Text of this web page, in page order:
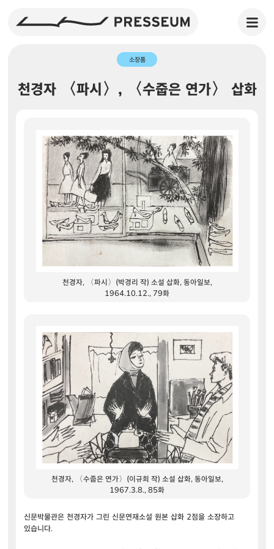
소장품
천경자 〈파시〉, 〈수줍은 연가〉 삽화
천경자, 〈파시〉(박경리 작) 소설 삽화, 동아일보,
1964.10.12., 79화
천경자, 〈수줍은 연가〉(이규희 작) 소설 삽화, 동아일보,
1967.3.8., 85화
신문박물관은 천경자가 그린 신문연재소설 원본 삽화 2점을 소장하고
있습니다.